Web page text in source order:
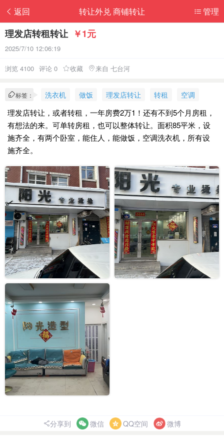
返回 管理
转让外兑 商铺转让
理发店转租转让 ￥1元
2025/7/10 12:06:19
浏览 4100 评论 0 收藏 来自 七台河
标签： 洗衣机 做饭 理发店转让 转租 空调
理发店转让，或者转租，一年房费2万1！还有不到5个月房租，
有想法的来。可单转房租，也可以整体转让。面积85平米，设
施齐全，有两个卧室，能住人，能做饭，空调洗衣机，所有设
施齐全。
分享到 微信 QQ空间 微博